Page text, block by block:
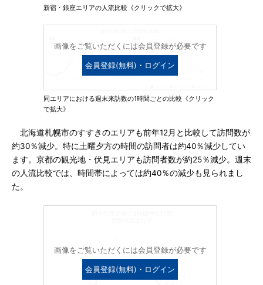
新宿・銀座エリアの人流比較《クリックで拡大》
画像をご覧いただくには会員登録が必要です
会員登録(無料)・ログイン
同エリアにおける週末来訪数の1時間ごとの比較《クリック
で拡大》
北海道札幌市のすすきのエリアも前年12月と比較して訪問数が
約30％減少。特に土曜夕方の時間の訪問者は約40％減少してい
ます。京都の観光地・伏見エリアも訪問者数が約25％減少。週末
の人流比較では、時間帯によっては約40％の減少も見られまし
た。
画像をご覧いただくには会員登録が必要です
会員登録(無料)・ログイン